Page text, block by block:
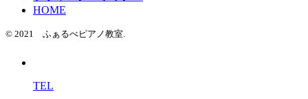
HOME
© 2021 ふぁるべピアノ教室.
TEL